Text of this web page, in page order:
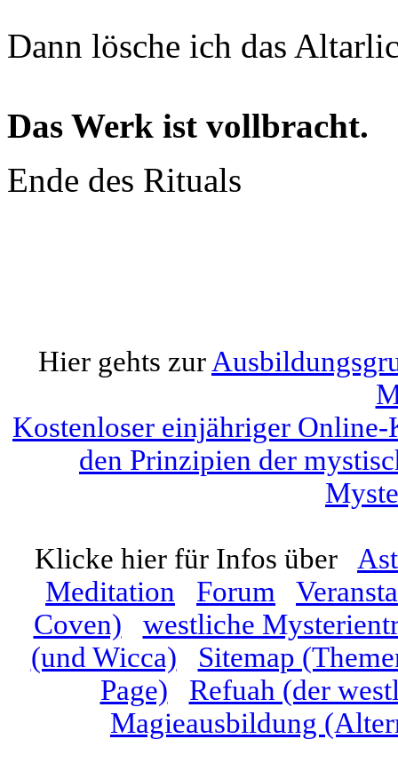
Dann lösche ich das
Das Werk ist vollbracht.
Ende des Rituals
Hier gehts zur
Kostenloser einjähriger
den Prinzipien der
Klicke hier für Infos über
Meditation
Forum
Coven)
westliche
(und Wicca)
Sitemap
Page)
Refuah (der
Magieausbildung